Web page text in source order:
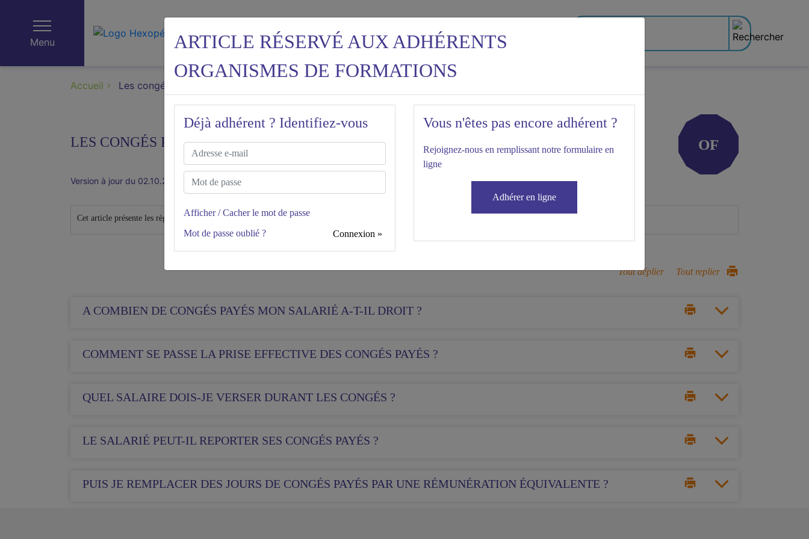
Menu
Accueil Les congés payés
ARTICLE RÉSERVÉ AUX ADHÉRENTS
ORGANISMES DE FORMATIONS
Déjà adhérent ? Identifiez-vous
Afficher / Cacher le mot de passe
Mot de passe oublié ?
Connexion »
Vous n'êtes pas encore adhérent ?
Rejoignez-nous en remplissant notre formulaire en
ligne
Adhérer en ligne
LES CONGÉS PAYÉS OF
Version à jour du 02.10.2024 Date de vérification : 06.08.2025
Cet article présente les règles légales et conventionnelles relatives à la gestion des congés payés (acquisition, prise, paiement, etc.).
Tout déplier Tout replier
A COMBIEN DE CONGÉS PAYÉS MON SALARIÉ A-T-IL DROIT ?
COMMENT SE PASSE LA PRISE EFFECTIVE DES CONGÉS PAYÉS ?
QUEL SALAIRE DOIS-JE VERSER DURANT LES CONGÉS ?
LE SALARIÉ PEUT-IL REPORTER SES CONGÉS PAYÉS ?
PUIS JE REMPLACER DES JOURS DE CONGÉS PAYÉS PAR UNE RÉMUNÉRATION ÉQUIVALENTE ?